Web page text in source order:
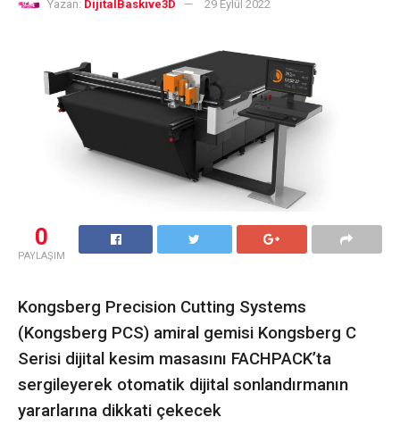
Yazan: DijitalBaskıve3D 29 Eylül 2022
0
PAYLAŞIM
Kongsberg Precision Cutting Systems
(Kongsberg PCS) amiral gemisi Kongsberg C
Serisi dijital kesim masasını FACHPACK’ta
sergileyerek otomatik dijital sonlandırmanın
yararlarına dikkati çekecek